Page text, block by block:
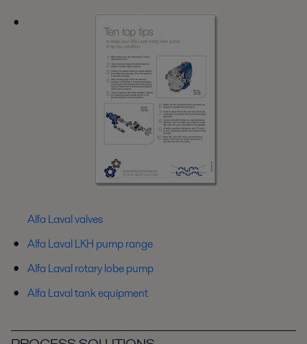
Alfa Laval valves
Alfa Laval LKH pump range
Alfa Laval rotary lobe pump
Alfa Laval tank equipment